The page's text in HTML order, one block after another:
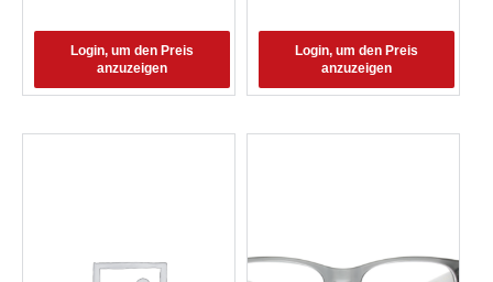
Login, um den Preis
anzuzeigen
Login, um den Preis
anzuzeigen